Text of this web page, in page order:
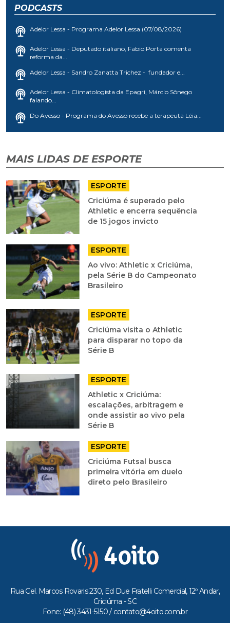
PODCASTS
Adelor Lessa - Programa Adelor Lessa (07/08/2026)
Adelor Lessa - Deputado italiano, Fabio Porta comenta
reforma da...
Adelor Lessa - Sandro Zanatta Trichez - fundador e...
Adelor Lessa - Climatologista da Epagri, Márcio Sônego
falando...
Do Avesso - Programa do Avesso recebe a terapeuta Léia...
MAIS LIDAS DE ESPORTE
ESPORTE
Criciúma é superado pelo
Athletic e encerra sequência
de 15 jogos invicto
ESPORTE
Ao vivo: Athletic x Criciúma,
pela Série B do Campeonato
Brasileiro
ESPORTE
Criciúma visita o Athletic
para disparar no topo da
Série B
ESPORTE
Athletic x Criciúma:
escalações, arbitragem e
onde assistir ao vivo pela
Série B
ESPORTE
Criciúma Futsal busca
primeira vitória em duelo
direto pelo Brasileiro
Rua Cel. Marcos Rovaris 230, Ed Due Fratelli Comercial, 12º Andar,
Criciúma - SC
Fone: (48) 3431-5150 / contato@4oito.com.br